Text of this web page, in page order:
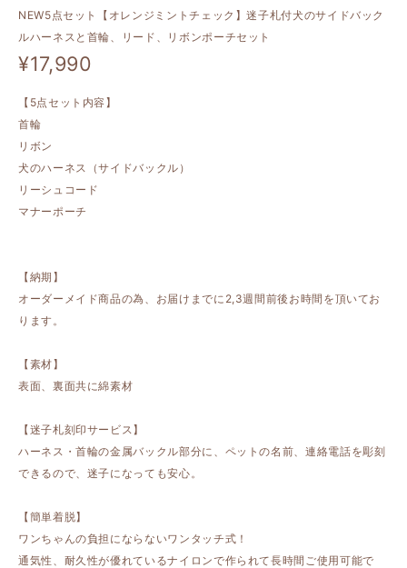
NEW5点セット【オレンジミントチェック】迷子札付犬のサイドバック
ルハーネスと首輪、リード、リボンポーチセット
¥17,990
【5点セット内容】
首輪
リボン
犬のハーネス（サイドバックル）
リーシュコード
マナーポーチ
【納期】
オーダーメイド商品の為、お届けまでに2,3週間前後お時間を頂いてお
ります。
【素材】
表面、裏面共に綿素材
【迷子札刻印サービス】
ハーネス・首輪の金属バックル部分に、ペットの名前、連絡電話を彫刻
できるので、迷子になっても安心。
【簡単着脱】
ワンちゃんの負担にならないワンタッチ式！
通気性、耐久性が優れているナイロンで作られて長時間ご使用可能で